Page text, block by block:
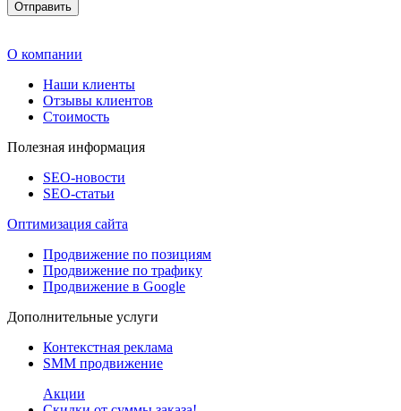
О компании
Наши клиенты
Отзывы клиентов
Стоимость
Полезная информация
SEO-новости
SEO-cтатьи
Оптимизация сайта
Продвижение по позициям
Продвижение по трафику
Продвижение в Google
Дополнительные услуги
Контекстная реклама
SMM продвижение
Акции